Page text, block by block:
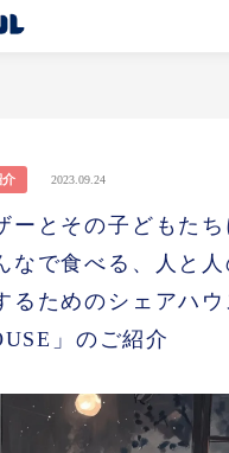
介 2023.09.24
ーとその子どもた
なで食べる、人と人
るためのシェアハウ
」のご紹介